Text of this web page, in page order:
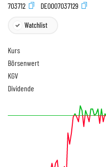
703712
DE0007037129
Watchlist
Kurs
Börsenwert
KGV
Dividende